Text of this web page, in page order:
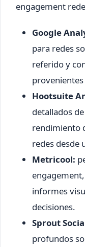
engagement
Google
para redes
referido y
Hootsuite
detallados
rendimiento
redes desde
Metricool:
informes
decisiones.
Sprout
profundos